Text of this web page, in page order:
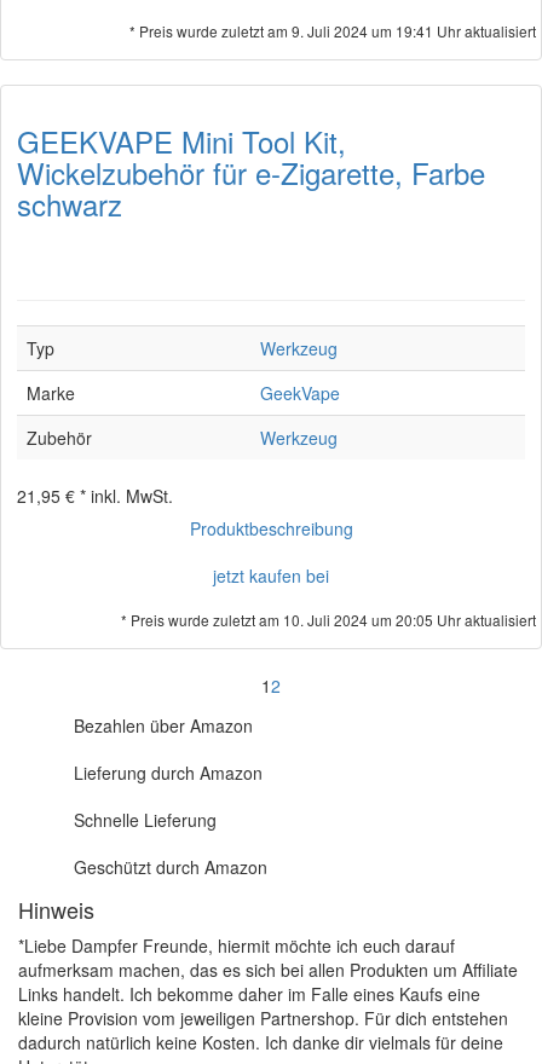
* Preis wurde zuletzt am 9. Juli 2024 um 19:41 Uhr aktualisiert
GEEKVAPE Mini Tool Kit,
Wickelzubehör für e-Zigarette, Farbe
schwarz
Typ
Werkzeug
Marke
GeekVape
Zubehör
Werkzeug
21,95 € * inkl. MwSt.
Produktbeschreibung
jetzt kaufen bei
* Preis wurde zuletzt am 10. Juli 2024 um 20:05 Uhr aktualisiert
12
Bezahlen über Amazon
Lieferung durch Amazon
Schnelle Lieferung
Geschützt durch Amazon
Hinweis
*Liebe Dampfer Freunde, hiermit möchte ich euch darauf
aufmerksam machen, das es sich bei allen Produkten um Affiliate
Links handelt. Ich bekomme daher im Falle eines Kaufs eine
kleine Provision vom jeweiligen Partnershop. Für dich entstehen
dadurch natürlich keine Kosten. Ich danke dir vielmals für deine